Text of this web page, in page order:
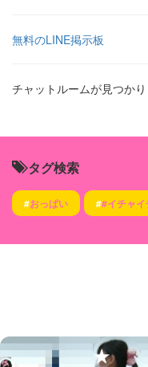
無料のLINE掲示板
チャットルームが見つかり
タグ検索
#おっぱい ##イチャイ